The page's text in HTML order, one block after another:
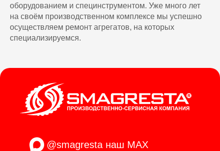
оборудованием и специнструментом. Уже много лет
на своём производственном комплексе мы успешно
осуществляем ремонт агрегатов, на которых
специализируемся.
@smagresta наш MAX